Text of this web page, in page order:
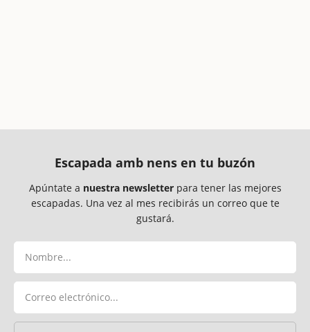
Escapada amb nens en tu buzón
Apúntate a nuestra newsletterpara tener las mejores
escapadas. Una vez al mes recibirás un correo que te
gustará.